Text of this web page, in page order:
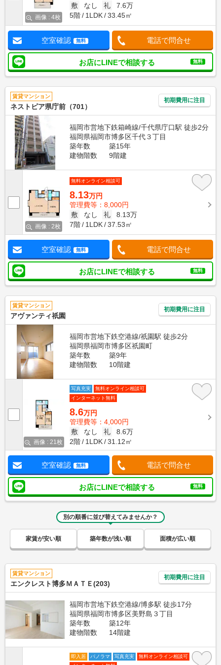
画像 : 4枚
敷
なし 礼
7.6万
5階
1LDK 33.45㎡
空室確認 無料 電話で問合せ
お店にLINEで相談する 無料
賃貸マンション
ネストピア県庁前（701）
初期費用に注目
福岡市営地下鉄箱崎線/千代県庁口駅 徒歩2分
福岡県福岡市博多区千代３丁目
築年数
築15年
建物階数
9階建
画像 : 2枚
無料オンライン相談可
8.13万円
管理費等：8,000円
敷
なし 礼
8.13万
7階
1LDK 37.53㎡
空室確認 無料 電話で問合せ
お店にLINEで相談する 無料
賃貸マンション
アヴァンティ祇園
初期費用に注目
福岡市営地下鉄空港線/祇園駅 徒歩2分
福岡県福岡市博多区祇園町
築年数
築9年
建物階数
10階建
画像 : 21枚
写真充実
無料オンライン相談可
インターネット無料
8.6万円
管理費等：4,000円
敷
なし 礼
8.6万
2階
1LDK 31.12㎡
空室確認 無料 電話で問合せ
お店にLINEで相談する 無料
別の順番に並び替えてみませんか？
家賃が安い順 築年数が浅い順 面積が広い順
賃貸マンション
エンクレスト博多ＭＡＴＥ(203)
初期費用に注目
福岡市営地下鉄空港線/博多駅 徒歩17分
福岡県福岡市博多区美野島３丁目
築年数
築12年
建物階数
14階建
即入居 パノラマ 写真充実
無料オンライン相談可